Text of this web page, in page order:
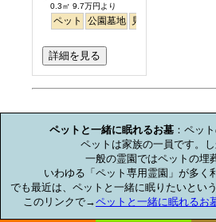
0.3㎡ 9.7万円より
ペット 公園墓地 見晴らし・眺望
詳細を見る
ペットと一緒に眠れるお墓：ペット
ペットは家族の一員です。し
一般の霊園ではペットの埋
いわゆる「ペット専用霊園」が多く
でも最近は、ペットと一緒に眠りたいとい
このリンクで→ペットと一緒に眠れるお